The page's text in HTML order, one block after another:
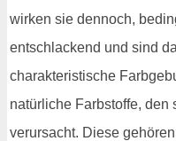
wirken sie dennoch,
entschlackend und sind
charakteristische
natürliche Farbstoffe, den
verursacht. Diese